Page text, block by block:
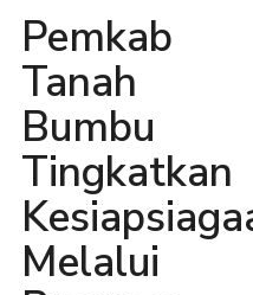
Pemkab
Tanah
Bumbu
Tingkatkan
Melalui